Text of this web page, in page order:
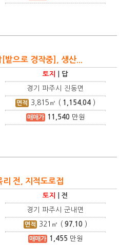
으로 경작중], 생산...
토지 답
경기 파주시 진동면
면적 3,815 ㎡ ( 1,154.04 )
매매가 11,540만원
전, 지적도로접
토지 |전
경기 파주시 군내면
면적 321 ㎡ (97.10 )
매매가 1,455 만원